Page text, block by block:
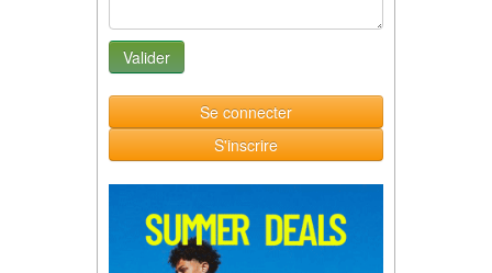
Se connecter
S'inscrire